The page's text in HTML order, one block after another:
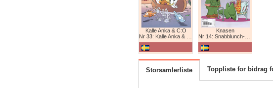
Kalle Anka & C:O
Nr 33: Kalle Anka & C:O
Knasen
Nr 14: Snabblunch-humor!
Storsamlerliste Toppliste for bidrag